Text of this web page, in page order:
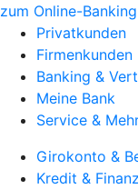
zum Online-Banking
Privatkunden
Firmenkunden
Banking &
Meine Bank
Service &
Girokonto &
Kredit &